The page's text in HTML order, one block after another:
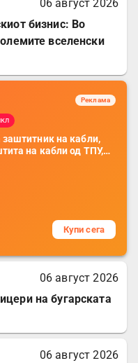
06 август 2026
бизнис: Во
вселенски
Реклама
на кабли,
на кабли од ТПУ,
на кабли, без
телефони, комплет
Купи сега
06 август 2026
на бугарската
06 август 2026